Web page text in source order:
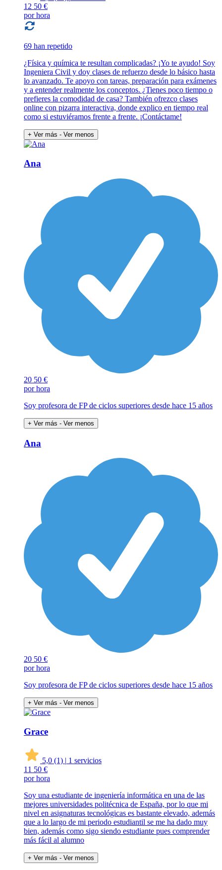
12 50 €
por hora
69 han repetido
¿Física y química te resultan complicadas? ¡Yo te ayudo! Soy
Ingeniera Civil y doy clases de refuerzo desde lo básico hasta
lo avanzado. Te apoyo con tareas, preparación para exámenes
y a entender realmente los conceptos. ¿Tienes poco tiempo o
prefieres la comodidad de casa? También ofrezco clases
online con pizarra interactiva, donde explico en tiempo real
como si estuviéramos frente a frente. ¡Contáctame!
+ Ver más - Ver menos
Ana
20 50 €
por hora
Soy profesora de FP de ciclos superiores desde hace 15 años
+ Ver más - Ver menos
Ana
20 50 €
por hora
Soy profesora de FP de ciclos superiores desde hace 15 años
+ Ver más - Ver menos
Grace
5,0 (1) | 1 servicios
11 50 €
por hora
Soy una estudiante de ingeniería informática en una de las
mejores universidades politécnica de España, por lo que mi
nivel en asignaturas tecnológicas es bastante elevado, además
que a lo largo de mi periodo estudiantil se me ha dado muy
bien, además como sigo siendo estudiante pues comprender
más fácil al alumno
+ Ver más - Ver menos